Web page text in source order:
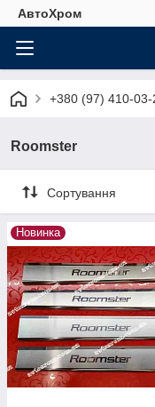
АвтоХром
+380 (97) 410-03-
Roomster
Сортування
Новинка